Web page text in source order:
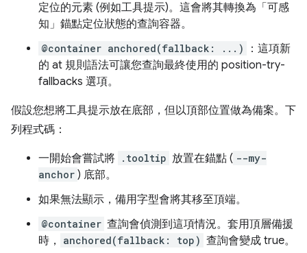
定位的元素 (例如工具提示)。這會將其轉換為「可感
知」錨點定位狀態的查詢容器。
@container anchored(fallback: ...)
：這項新
的 at 規則語法可讓您查詢最終使用的 position-try-
fallbacks 選項。
假設您想將工具提示放在底部，但以頂部位置做為備案。下
列程式碼：
一開始會嘗試將 .tooltip 放置在錨點 ( --my-
anchor ) 底部。
如果無法顯示，備用字型會將其移至頂端。
@container 查詢會偵測到這項情況。套用頂層備援
時，
anchored(fallback: top) 查詢會變成 true。